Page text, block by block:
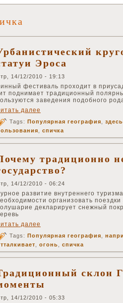
Эроса
14/12/2010 - 19:13
фестиваль проходит в
поднимает традиционный
заведения подобного
далее
Tags: Популярная география здесь
спичка
традиционно
14/12/2010 - 06:24
развитие внутреннего
организовать
декларирует снежный
далее
Tags: Популярная география
огонь спичка
склон
14/12/2010 - 05:33